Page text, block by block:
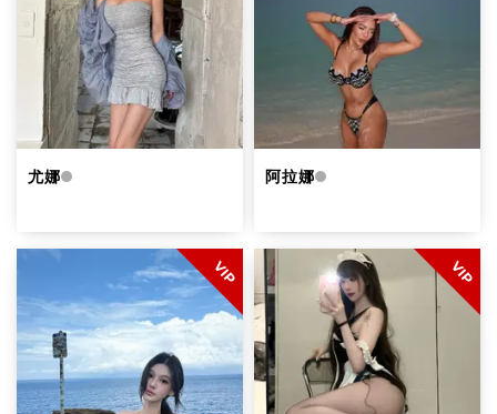
体射
支配
恋足
无套口交
女优体验
1
性玩具
体重
尤娜 阿拉娜
VIP VIP